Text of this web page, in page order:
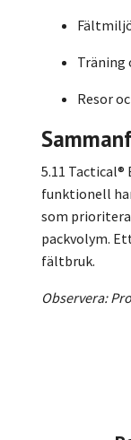
Träning
Resor
5.11 Tactical®
funktionell
som
packvolym.
fältbruk.
Observera: